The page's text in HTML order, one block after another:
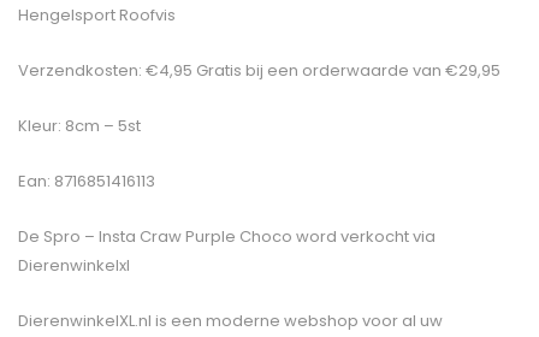
Hengelsport Roofvis
Verzendkosten: €4,95 Gratis bij een orderwaarde van €29,95
Kleur: 8cm – 5st
Ean: 8716851416113
De Spro – Insta Craw Purple Choco word verkocht via
Dierenwinkelxl
DierenwinkelXL.nl is een moderne webshop voor al uw